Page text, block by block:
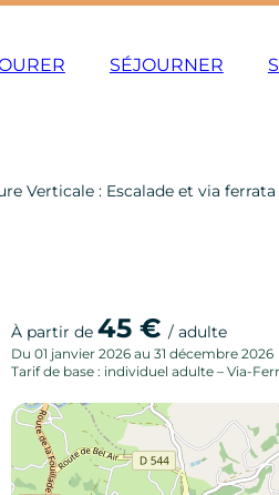
du mode éco
SÉJOURNER
Verticale : Escalade et via
À partir de 45 € / adulte
Du 01 janvier 2026 au 31 décembre 2026
Tarif de base : individuel adulte – Via-